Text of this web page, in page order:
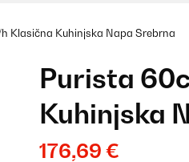
Klasična Kuhinjska Napa Srebrna
Purista
Kuhinjska
176,69 €